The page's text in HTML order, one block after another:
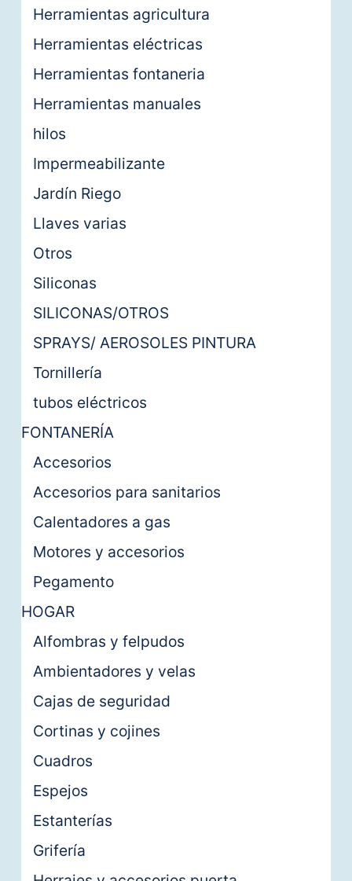
Herramientas agricultura
Herramientas eléctricas
Herramientas fontaneria
Herramientas manuales
hilos
Impermeabilizante
Jardín Riego
Llaves varias
Otros
Siliconas
SILICONAS/OTROS
SPRAYS/ AEROSOLES PINTURA
Tornillería
tubos eléctricos
FONTANERÍA
Accesorios
Accesorios para sanitarios
Calentadores a gas
Motores y accesorios
Pegamento
HOGAR
Alfombras y felpudos
Ambientadores y velas
Cajas de seguridad
Cortinas y cojines
Cuadros
Espejos
Estanterías
Grifería